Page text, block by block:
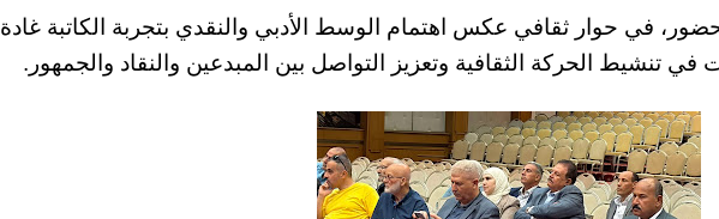
في حوار ثقافي عكس اهتمام الوسط الأدبي والنقدي بتجربة الكاتبة غادة
في تنشيط الحركة الثقافية وتعزيز التواصل بين المبدعين والنقاد والجمهور.